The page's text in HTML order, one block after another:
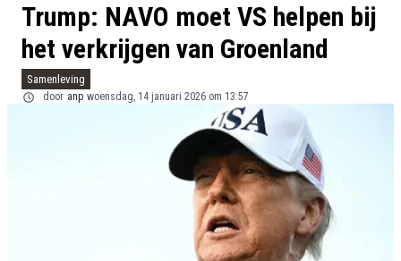
Trump: NAVO moet VS helpen bij
het verkrijgen van Groenland
Samenleving
door anp woensdag, 14 januari 2026 om 13:57